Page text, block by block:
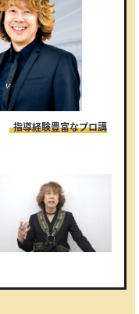
指導経験豊富なプロ講